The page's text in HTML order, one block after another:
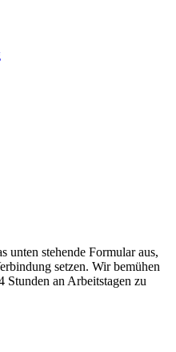
unten stehende Formular aus,
setzen. Wir bemühen
Stunden an Arbeitstagen zu